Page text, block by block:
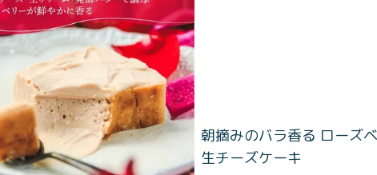
朝摘みのバラ香る ローズ
生チーズケーキ